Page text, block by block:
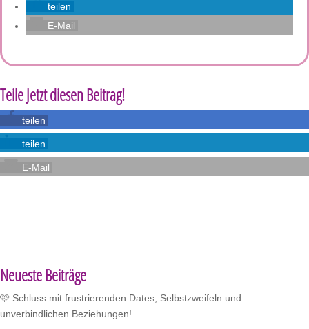
teilen
E-Mail
Teile Jetzt diesen Beitrag!
teilen
teilen
E-Mail
Neueste Beiträge
🩷 Schluss mit frustrierenden Dates, Selbstzweifeln und
unverbindlichen Beziehungen!